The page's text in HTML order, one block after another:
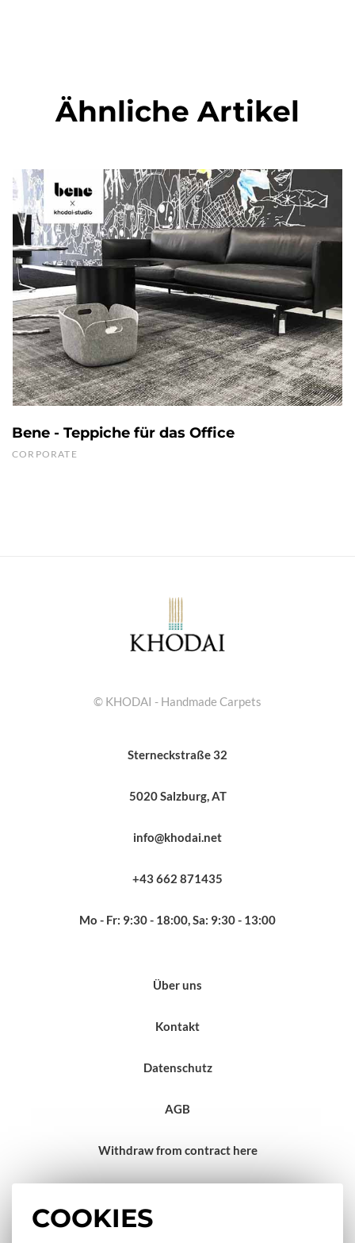
Ähnliche Artikel
Bene - Teppiche für das Office
CORPORATE
COOKIES
© KHODAI - Handmade Carpets
Sterneckstraße 32
5020 Salzburg, AT
info@khodai.net
+43 662 871435
Mo - Fr: 9:30 - 18:00, Sa: 9:30 - 13:00
Über uns
Kontakt
Datenschutz
AGB
Withdraw from contract here